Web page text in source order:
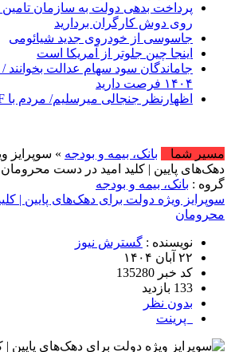
پرداخت بدهی‌ دولت به سازمان تامین
روی دوش کارگران بردارید
جاسوسی از خودروی جدید شیائومی
اینجا چین جلوتر از آمریکا است
۱۴۰۴ فرصت دارید
اظهارنظر جنجالی میرسلیم/ مردم با FATF چیکار دارند!
مسیر شما
بانک، بیمه و بودجه » سوپرایز
دهک‌های پایین | کلید امید در دست محرومان
گروه : بانک، بیمه و بودجه
سوپرایز ویژه دولت برای دهک‌های پایین |
محرومان
نویسنده : گسترش نیوز
۲۲ آبان ۱۴۰۴
کد خبر 135280
133 بازدید
بدون نظر
پرینت